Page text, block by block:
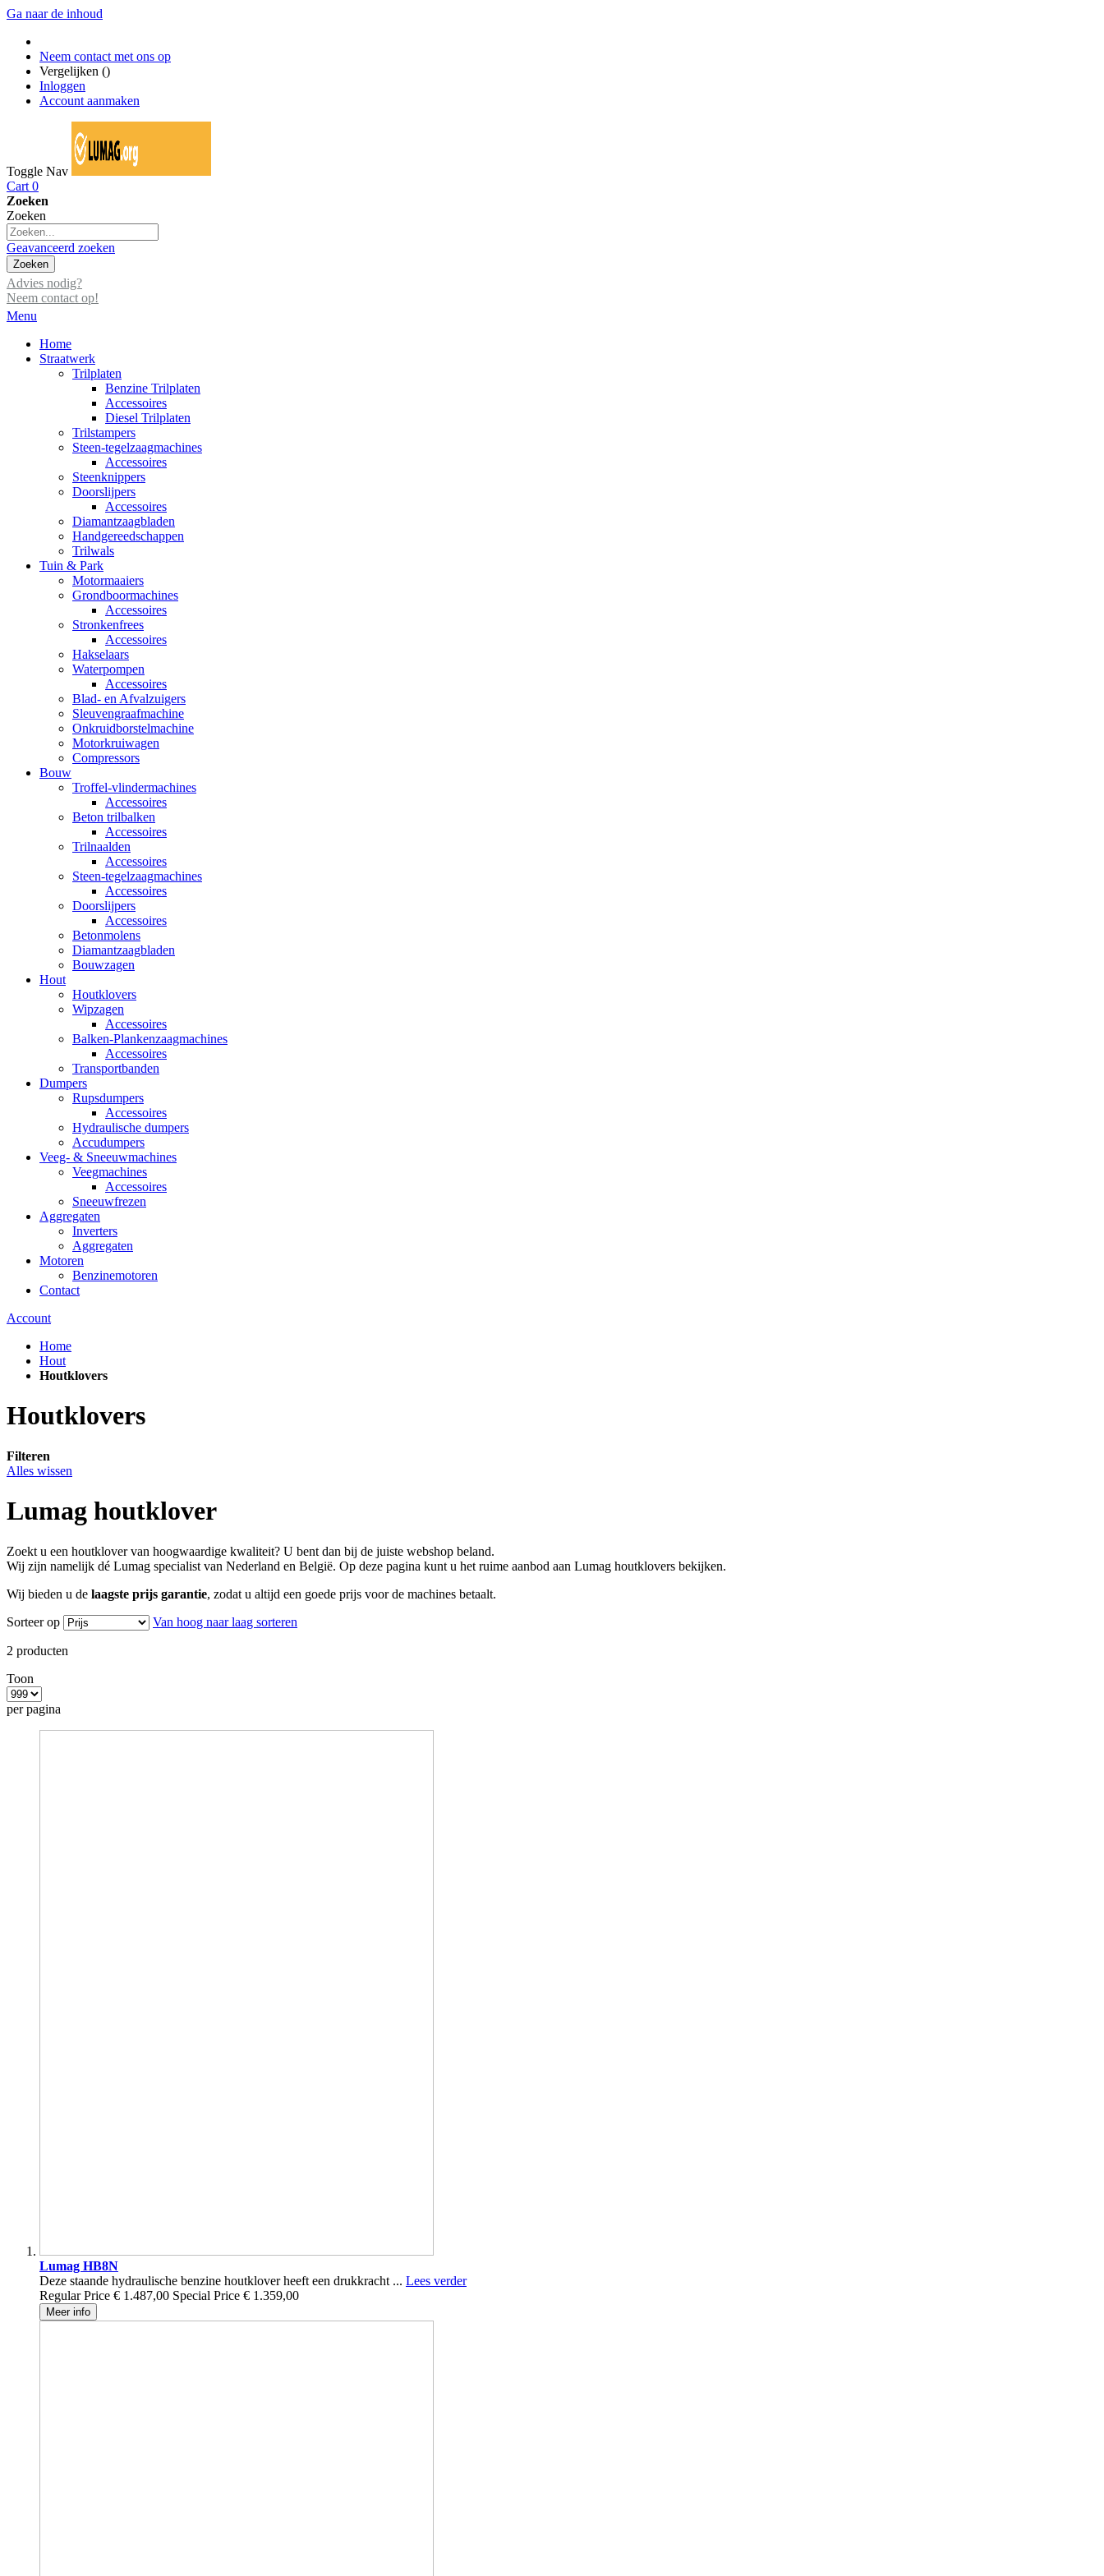
Ga naar de inhoud
Neem contact met ons op
Vergelijken ()
Inloggen
Account aanmaken
Toggle Nav
Cart 0
Zoeken
Zoeken
Geavanceerd zoeken
Zoeken
Advies nodig?
Neem contact op!
Menu
Home
Straatwerk
Trilplaten
Benzine Trilplaten
Accessoires
Diesel Trilplaten
Trilstampers
Steen-tegelzaagmachines
Accessoires
Steenknippers
Doorslijpers
Accessoires
Diamantzaagbladen
Handgereedschappen
Trilwals
Tuin & Park
Motormaaiers
Grondboormachines
Accessoires
Stronkenfrees
Accessoires
Hakselaars
Waterpompen
Accessoires
Blad- en Afvalzuigers
Sleuvengraafmachine
Onkruidborstelmachine
Motorkruiwagen
Compressors
Bouw
Troffel-vlindermachines
Accessoires
Beton trilbalken
Accessoires
Trilnaalden
Accessoires
Steen-tegelzaagmachines
Accessoires
Doorslijpers
Accessoires
Betonmolens
Diamantzaagbladen
Bouwzagen
Hout
Houtklovers
Wipzagen
Accessoires
Balken-Plankenzaagmachines
Accessoires
Transportbanden
Dumpers
Rupsdumpers
Accessoires
Hydraulische dumpers
Accudumpers
Veeg- & Sneeuwmachines
Veegmachines
Accessoires
Sneeuwfrezen
Aggregaten
Inverters
Aggregaten
Motoren
Benzinemotoren
Contact
Account
Home
Hout
Houtklovers
Houtklovers
Filteren
Alles wissen
Lumag houtklover
Zoekt u een houtklover van hoogwaardige kwaliteit? U bent dan bij de juiste webshop beland.
Wij zijn namelijk dé Lumag specialist van Nederland en België. Op deze pagina kunt u het ruime aanbod aan Lumag houtklovers bekijken.
Wij bieden u de laagste prijs garantie, zodat u altijd een goede prijs voor de machines betaalt.
Sorteer op
Van hoog naar laag sorteren
2 producten
Toon
per pagina
Lumag HB8N
Deze staande hydraulische benzine houtklover heeft een drukkracht ... Lees verder
Regular Price € 1.487,00 Special Price € 1.359,00
Meer info